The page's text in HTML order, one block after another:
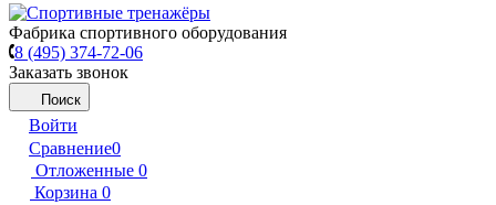
Фабрика спортивного оборудования
8 (495) 374-72-06
Заказать звонок
Поиск
Войти
Сравнение0
Отложенные 0
Корзина 0